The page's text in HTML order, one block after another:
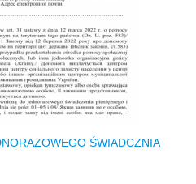
ŚWIADCZNIA